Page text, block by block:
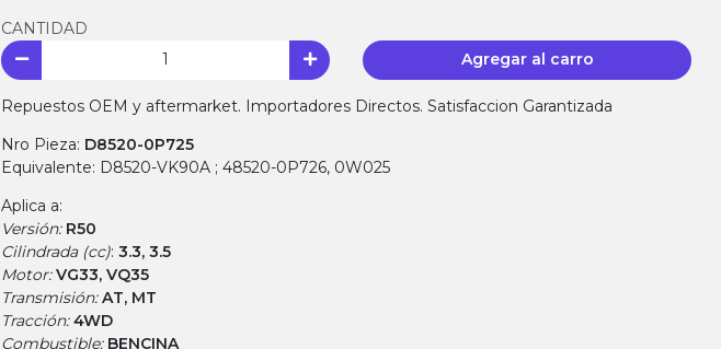
CANTIDAD
Agregar al carro
Repuestos OEM y aftermarket. Importadores Directos. Satisfaccion Garantizada
Nro Pieza: D8520-0P725
Equivalente: D8520-VK90A ; 48520-0P726, 0W025
Aplica a:
Versión: R50
Cilindrada (cc): 3.3, 3.5
Motor:VG33, VQ35
Transmisión:AT, MT
Tracción:4WD
Combustible: BENCINA